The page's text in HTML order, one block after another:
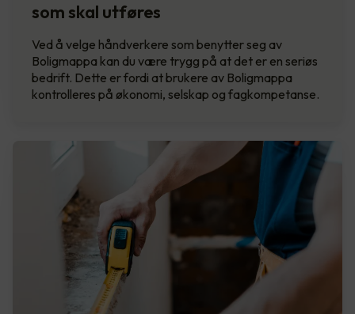
som skal utføres
Ved å velge håndverkere som benytter seg av
Boligmappa kan du være trygg på at det er en seriøs
bedrift. Dette er fordi at brukere av Boligmappa
kontrolleres på økonomi, selskap og fagkompetanse.